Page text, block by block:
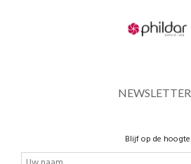
NEWSLETTER
Blijf op de hoogte